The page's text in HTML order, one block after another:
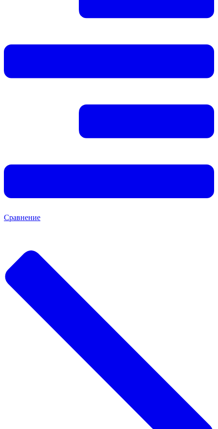
Сравнение